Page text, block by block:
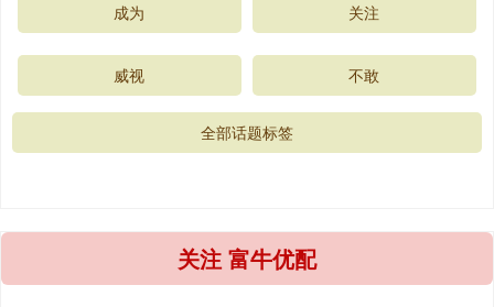
成为 关注
威视 不敢
全部话题标签
关注 富牛优配